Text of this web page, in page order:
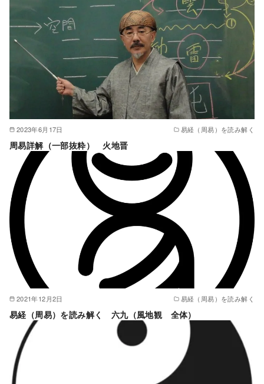
2023年6月17日 易経（周易）を読み解く
周易詳解（一部抜粋） 火地晋
2021年12月2日 易経（周易）を読み解く
易経（周易）を読み解く 六九（風地観 全体）